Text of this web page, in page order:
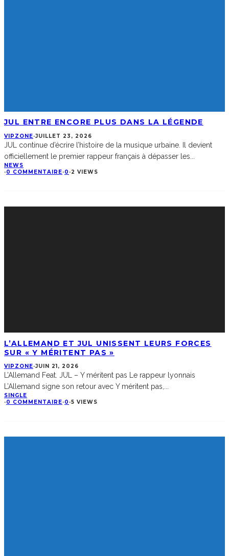
JUL ENTRE ENCORE PLUS DANS LA LÉGENDE
VIPZONE·JUILLET 23, 2026
JUL continue d’écrire l’histoire de la musique urbaine. Il devient
officiellement le premier rappeur français à dépasser les
NEWS
·0 COMMENTAIRE·0 ·2 VIEWS
L’ALLEMAND ET JUL UNISSENT LEURS FORCES
SUR « Y MÉRITENT PAS »
VIPZONE·JUIN 21, 2026
L’Allemand Feat. JUL – Y méritent pas Le rappeur lyonnais
L’Allemand signe son retour avec Y méritent pas,...
SINGLE
·0 COMMENTAIRE·0 ·5 VIEWS